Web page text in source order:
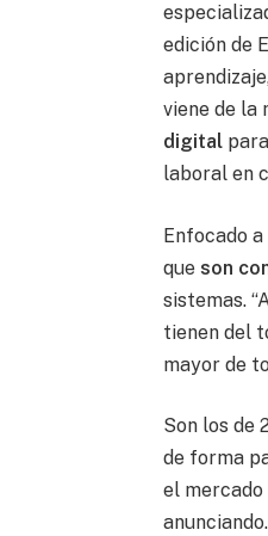
edición de
viene de la
digitalpara
laboral en
Enfocado
que son
sistemas.
tienen del
mayor de
Son los de
de forma
el mercado